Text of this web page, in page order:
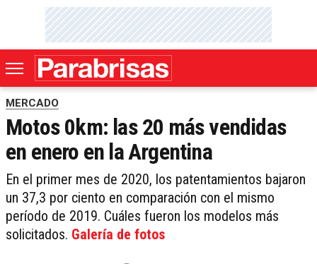
MERCADO
Motos 0km: las 20 más vendidas
en enero en la Argentina
En el primer mes de 2020, los patentamientos bajaron
un 37,3 por ciento en comparación con el mismo
período de 2019. Cuáles fueron los modelos más
solicitados. Galería de fotos